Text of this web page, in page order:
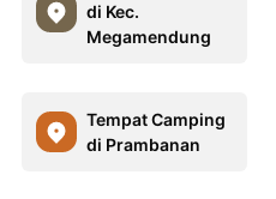
di Kec.
Megamendung
Tempat Camping
di Prambanan